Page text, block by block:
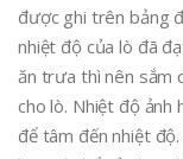
được ghi trên bảng
nhiệt độ của lò đã
ăn trưa thì nên sắm
cho lò. Nhiệt độ ảnh
để tâm đến nhiệt